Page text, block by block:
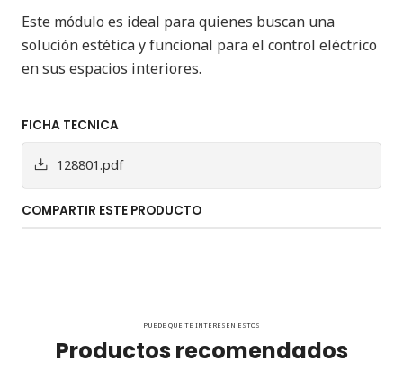
Este módulo es ideal para quienes buscan una
solución estética y funcional para el control eléctrico
en sus espacios interiores.
FICHA TECNICA
128801.pdf
COMPARTIR ESTE PRODUCTO
PUEDE QUE TE INTERESEN ESTOS
Productos recomendados